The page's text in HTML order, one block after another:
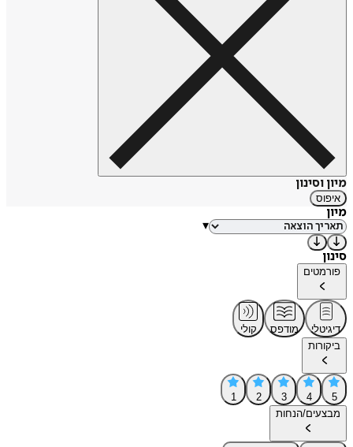
מיון וסינון
איפוס
מיון
▾
סינון
פורמטים
דיגיטלי מודפס
קולי
ביקורות
5
4
3
2
1
מבצעים/הנחות